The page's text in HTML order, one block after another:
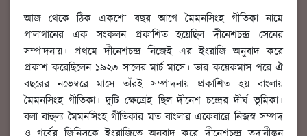
আজ থেকে ঠিক একশো বছর আগে মৈমনসিংহ গীতিকা নামে
পালাগানের এক সংকলন প্রকাশিত হয়েছিল দীনেশচন্দ্র সেনের
সম্পাদনায়। প্রথমে দীনেশচন্দ্র নিজেই এর ইংরাজি অনুবাদ করে
প্রকাশ করেছিলেন ১৯২৩ সালের মার্চ মাসে। তার কয়েকমাস পরে ঐ
বছরের নভেম্বরে মাসে তাঁরই সম্পাদনায় প্রকাশিত হয় বাংলায়
মৈমনসিংহ গীতিকা। দুটি ক্ষেত্রেই ছিল দীনেশ চন্দ্রের দীর্ঘ ভূমিকা।
বলা বাহুল্য মৈমনসিংহ গীতিকার মত বাংলার একেবারে নিজস্ব সম্পদ